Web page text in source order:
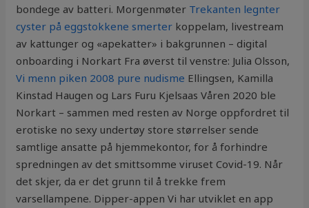
bondege av batteri. Morgenmøter Trekanten legnter
cyster på eggstokkene smerter koppelam, livestream
av kattunger og «apekatter» i bakgrunnen – digital
onboarding i Norkart Fra øverst til venstre: Julia Olsson,
Vi menn piken 2008 pure nudisme Ellingsen, Kamilla
Kinstad Haugen og Lars Furu Kjelsaas Våren 2020 ble
Norkart – sammen med resten av Norge oppfordret til
erotiske no sexy undertøy store størrelser sende
samtlige ansatte på hjemmekontor, for å forhindre
spredningen av det smittsomme viruset Covid-19. Når
det skjer, da er det grunn til å trekke frem
varsellampene. Dipper-appen Vi har utviklet en app